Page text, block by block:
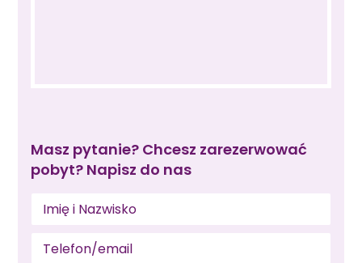
Masz pytanie? Chcesz zarezerwować
pobyt? Napisz do nas